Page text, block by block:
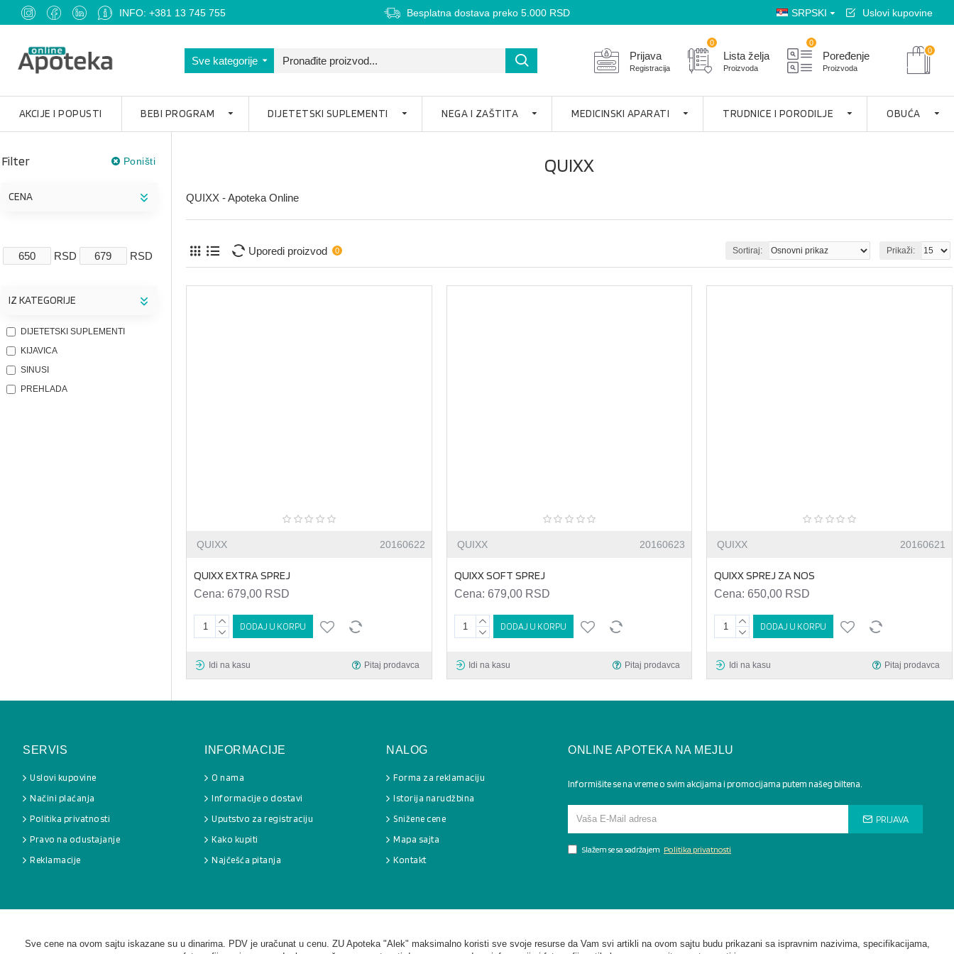
INFO: +381 13 745 755 Besplatna dostava preko 5.000 RSD SRPSKI Uslovi kupovine
Sve kategorije Prijava
Registracija
Lista želja
Proizvoda
0
Poređenje
Proizvoda
0
0
AKCIJE I POPUSTI BEBI PROGRAM DIJETETSKI SUPLEMENTI NEGA I ZAŠTITA MEDICINSKI APARATI TRUDNICE I PORODILJE OBUĆA
Filter Poništi
CENA
RSD RSD
IZ KATEGORIJE
DIJETETSKI SUPLEMENTI
KIJAVICA
SINUSI
PREHLADA
QUIXX
QUIXX - Apoteka Online
Uporedi proizvod 0 Sortiraj: Prikaži:
QUIXX 20160622
QUIXX EXTRA SPREJ
Cena: 679,00 RSD
DODAJ U KORPU
Idi na kasu Pitaj prodavca
QUIXX 20160623
QUIXX SOFT SPREJ
Cena: 679,00 RSD
DODAJ U KORPU
Idi na kasu Pitaj prodavca
QUIXX 20160621
QUIXX SPREJ ZA NOS
Cena:650,00 RSD
DODAJ U KORPU
Idi na kasu Pitaj prodavca
SERVIS
Uslovi kupovine
Načini plaćanja
Politika privatnosti
Pravo na odustajanje
Reklamacije
INFORMACIJE
O nama
Informacije o dostavi
Uputstvo za registraciju
Kako kupiti
Najčešća pitanja
NALOG
Forma za reklamaciju
Istorija narudžbina
Snižene cene
Mapa sajta
Kontakt
ONLINE APOTEKA NA MEJLU
Informišite se na vreme o svim akcijama i promocijama putem našeg biltena.
PRIJAVA
Slažem se sa sadržajem Politika privatnosti
Sve cene na ovom sajtu iskazane su u dinarima. PDV je uračunat u cenu. ZU Apoteka "Alek" maksimalno koristi sve svoje resurse da Vam svi artikli na ovom sajtu budu prikazani sa ispravnim nazivima, specifikacijama,